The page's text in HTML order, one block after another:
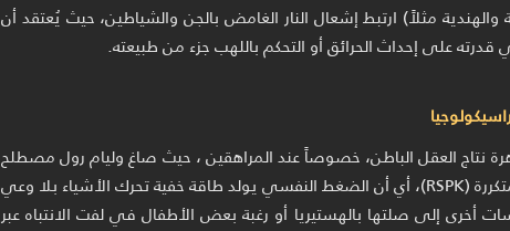
مثلاً) ارتبط إشعال النار الغامض بالجن والشياطين، حيث يُعتقد أن
قدرته على إحداث الحرائق أو التحكم باللهب جزء من طبيعته.
نتاج العقل الباطن، خصوصاً عند المراهقين ، حيث صاغ وليام رول مصطلح
الحركية النفسية التلقائية المتكررة (RSPK)، أي أن الضغط النفسي يولد طاقة خفية تحرك الأشياء بلا وعي
أخرى إلى صلتها بالهستيريا أو رغبة بعض الأطفال في لفت الانتباه عبر